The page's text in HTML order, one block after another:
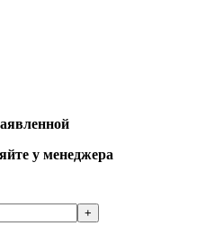
у менеджера
+